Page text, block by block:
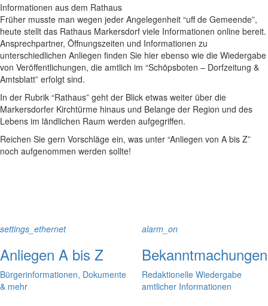
Informationen aus dem Rathaus
Früher musste man wegen jeder Angelegenheit “uff de Gemeende”,
heute stellt das Rathaus Markersdorf viele Informationen online bereit.
Ansprechpartner, Öffnungszeiten und Informationen zu
unterschiedlichen Anliegen finden Sie hier ebenso wie die Wiedergabe
von Veröffentlichungen, die amtlich im “Schöpsboten – Dorfzeitung &
Amtsblatt” erfolgt sind.
In der Rubrik “Rathaus” geht der Blick etwas weiter über die
Markersdorfer Kirchtürme hinaus und Belange der Region und des
Lebens im ländlichen Raum werden aufgegriffen.
Reichen Sie gern Vorschläge ein, was unter “Anliegen von A bis Z”
noch aufgenommen werden sollte!
settings_ethernet
Anliegen A bis Z
Bürgerinformationen, Dokumente
& mehr
alarm_on
Bekanntmachungen
Redaktionelle Wiedergabe
amtlicher Informationen